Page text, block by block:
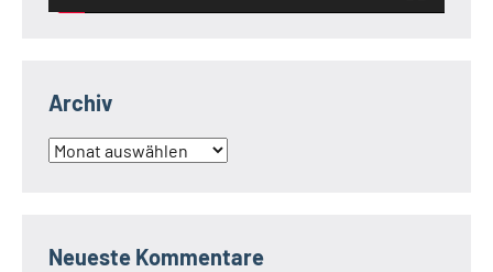
Archiv
Archiv
Neueste Kommentare